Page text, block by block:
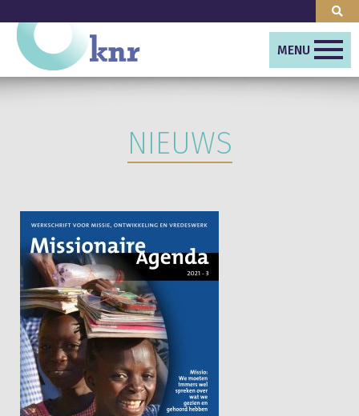
MENU
NIEUWS